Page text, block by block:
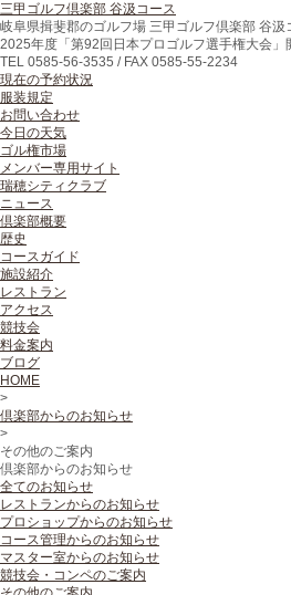
三甲ゴルフ倶楽部 谷汲コース
岐阜県揖斐郡のゴルフ場 三甲ゴルフ倶楽部 谷汲
2025年度「第92回日本プロゴルフ選手権大会」
TEL 0585-56-3535 / FAX 0585-55-2234
現在の予約状況
服装規定
お問い合わせ
今日の天気
ゴル権市場
メンバー専用サイト
瑞穂シティクラブ
ニュース
倶楽部概要
歴史
コースガイド
施設紹介
レストラン
アクセス
競技会
料金案内
ブログ
HOME
>
倶楽部からのお知らせ
>
その他のご案内
倶楽部からのお知らせ
全てのお知らせ
レストランからのお知らせ
プロショップからのお知らせ
コース管理からのお知らせ
マスター室からのお知らせ
競技会・コンペのご案内